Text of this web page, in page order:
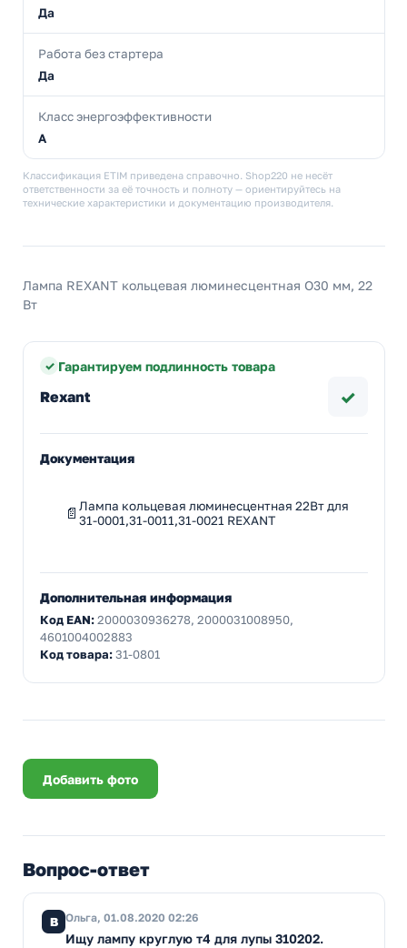
Да
Работа без стартера
Да
Класс энергоэффективности
A
Классификация ETIM приведена справочно. Shop220 не несёт
ответственности за её точность и полноту — ориентируйтесь на
технические характеристики и документацию производителя.
Лампа REXANT кольцевая люминесцентная O30 мм, 22
Вт
Гарантируем подлинность товара
Rexant ✓
Документация
Лампа кольцевая люминесцентная 22Вт для
31-0001,31-0011,31-0021 REXANT
Дополнительная информация
Код EAN:2000030936278, 2000031008950,
4601004002883
Код товара:31-0801
Добавить фото
Вопрос-ответ
В Ольга, 01.08.2020 02:26
Ищу лампу круглую т4 для лупы 310202.